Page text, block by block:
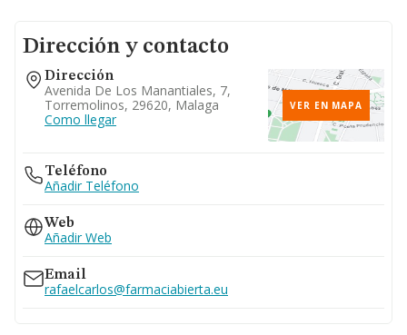
Dirección y contacto
Dirección
Avenida De Los Manantiales, 7,
Torremolinos, 29620, Malaga
Como llegar
VER EN MAPA
Teléfono
Añadir Teléfono
Web
Añadir Web
Email
rafaelcarlos@farmaciabierta.eu